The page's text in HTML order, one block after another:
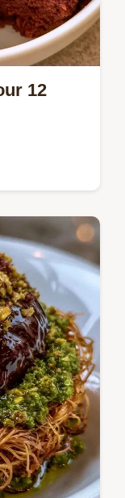
12
cette
détaille le
Idéal